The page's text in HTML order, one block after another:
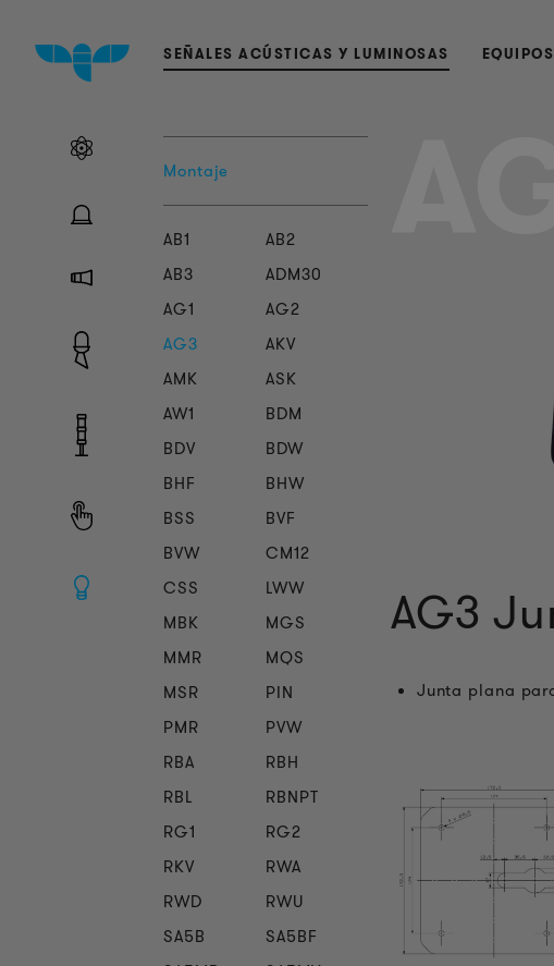
SEÑALES ACÚSTICAS Y LUMINOSAS
Montaje
AB1
AB2
AB3
ADM30
AG1
AG2
AG3
AKV
AMK
ASK
AW1
BDM
BDV
BDW
BHF
BHW
BSS
BVF
BVW
CM12
CSS
LWW
MBK
MGS
MMR
MQS
MSR
PIN
PMR
PVW
RBA
RBH
RBL
RBNPT
RG1
RG2
RKV
RWA
RWD
RWU
SA5B
SA5BF
AG3
Junta plana